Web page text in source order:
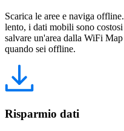
Scarica le aree e naviga
lento, i dati mobili sono
salvare un'area dalla WiFi
quando sei offline.
Risparmio dati